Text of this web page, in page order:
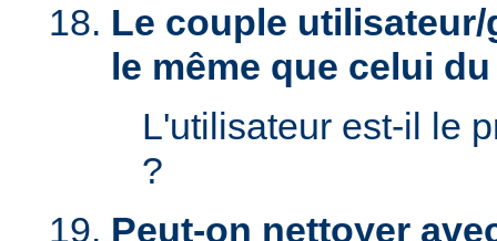
Le couple
le même que celui
L'utilisateur est-il le
?
Peut-on nettoyer